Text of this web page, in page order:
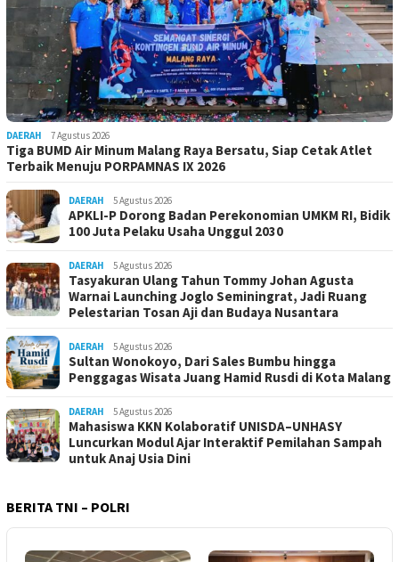
DAERAH 7 Agustus 2026
Tiga BUMD Air Minum Malang Raya Bersatu, Siap Cetak Atlet
Terbaik Menuju PORPAMNAS IX 2026
DAERAH 5 Agustus 2026
APKLI-P Dorong Badan Perekonomian UMKM RI, Bidik
100 Juta Pelaku Usaha Unggul 2030
DAERAH 5 Agustus 2026
Tasyakuran Ulang Tahun Tommy Johan Agusta
Warnai Launching Joglo Seminingrat, Jadi Ruang
Pelestarian Tosan Aji dan Budaya Nusantara
DAERAH 5 Agustus 2026
Sultan Wonokoyo, Dari Sales Bumbu hingga
Penggagas Wisata Juang Hamid Rusdi di Kota Malang
DAERAH 5 Agustus 2026
Mahasiswa KKN Kolaboratif UNISDA–UNHASY
Luncurkan Modul Ajar Interaktif Pemilahan Sampah
untuk Anaj Usia Dini
BERITA TNI – POLRI